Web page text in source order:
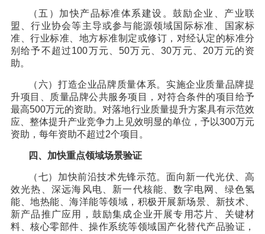
（五）加快产品标准体系建设。鼓励企业、产业联
盟、行业协会等主导或参与能源领域国际标准、国家标
准、行业标准、地方标准制定或修订，对经认定的标准分
别给予不超过100万元、50万元、30万元、20万元的资
助。
（六）打造企业品牌质量体系。实施企业质量品牌提
升项目、质量品牌公共服务项目，对符合条件的项目给予
最高500万元的资助。对落地行业质量提升方案具有示范效
应、整体提升产业竞争力上见效明显的单位，予以300万元
资助，每年资助不超过2个项目。
四、加快重点领域场景验证
（七）加快前沿技术先锋示范。面向新一代光伏、高
效光热、深远海风电、新一代核能、数字电网、绿色氢
能、地热能、海洋能等领域，积极开展新场景、新技术、
新产品推广应用，鼓励集成企业开展专用芯片、关键材
料、核心零部件、操作系统等领域国产化替代产品验证，